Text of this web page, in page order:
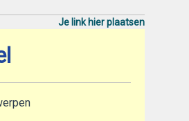
Je link hier plaatsen